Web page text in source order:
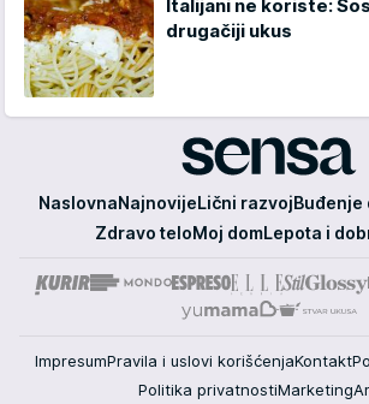
Italijani ne koriste:
drugačiji ukus
Sensa
NaslovnaNajnovijeLični razvojBuđenje
Zdravo teloMoj domLepota i
ImpresumPravila i uslovi korišćenjaKontakt
Politika privatnostiMarketing